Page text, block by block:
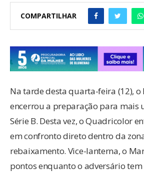
COMPARTILHAR
Na tarde desta quarta-feira (12), o
encerrou a preparação para mais
Série B. Desta vez, o Quadricolor
em confronto direto dentro da
rebaixamento. Vice-lanterna, o
pontos enquanto o adversário tem